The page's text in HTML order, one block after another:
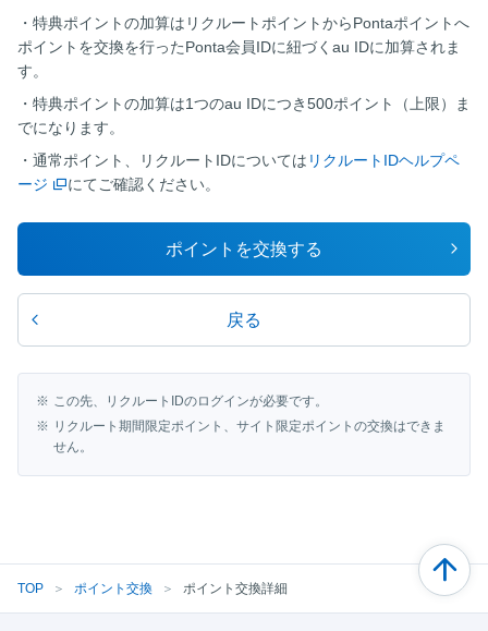
・特典ポイントの加算はリクルートポイントからPontaポイントへ
ポイントを交換を行ったPonta会員IDに紐づくau IDに加算されま
す。
・特典ポイントの加算は1つのau IDにつき500ポイント（上限）ま
でになります。
・通常ポイント、リクルートIDについては リクルートIDヘルプペ
ージ
にてご確認ください。
ポイントを交換する
戻る
この先、リクルートIDのログインが必要です。
リクルート期間限定ポイント、サイト限定ポイントの交換はできま
せん。
TOP ＞ ポイント交換 ＞ ポイント交換詳細